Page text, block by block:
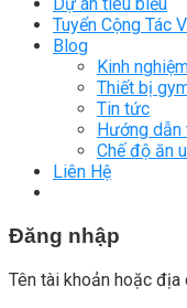
Dự án tiêu biểu
Tuyển Cộng Tác
Blog
Kinh
Thiết bị
Tin tức
Hướng
Chế độ ăn
Liên Hệ
Đăng nhập
Tên tài khoản hoặc địa